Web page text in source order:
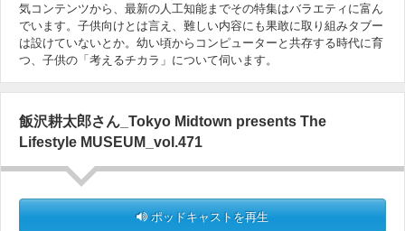
気コンテンツから、最新の人工知能までその特集はバラエティに富ん
でいます。子供向けとは言え、難しい内容にも果敢に取り組みタブー
は設けていないとか。幼い頃からコンピューターと共存する時代に育
つ、子供の「考えるチカラ」について伺います。
飯沢耕太郎さん_Tokyo Midtown presents The
Lifestyle MUSEUM_vol.471
ポッドキャストを再生